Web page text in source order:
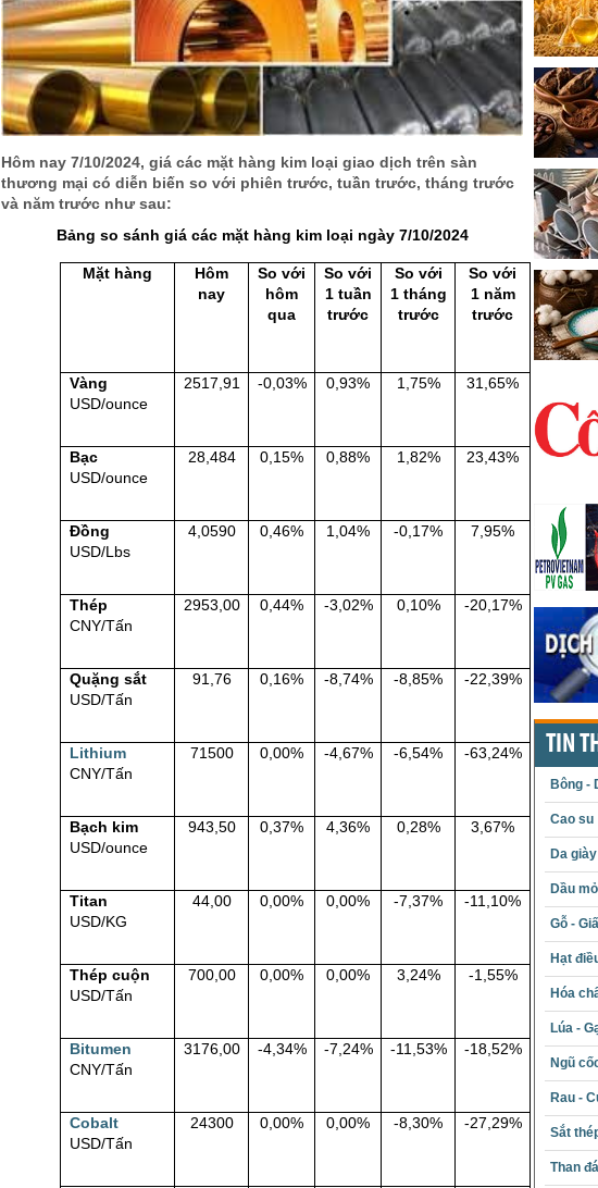
Hôm nay 7/10/2024, giá các mặt hàng kim loại giao dịch trên sàn
thương mại có diễn biến so với phiên trước, tuần trước, tháng trước
và năm trước như sau:
Bảng so sánh giá các mặt hàng kim loại ngày 7/10/2024
Mặt hàng
Hôm
nay
So với
hôm
qua
So với
1 tuần
trước
So với
1 tháng
trước
So với
1 năm
trước
Vàng
USD/ounce
2517,91 -0,03% 0,93% 1,75% 31,65%
Bạc
USD/ounce
28,484 0,15% 0,88% 1,82% 23,43%
Đồng
USD/Lbs
4,0590 0,46% 1,04% -0,17% 7,95%
Thép
CNY/Tấn
2953,00 0,44% -3,02% 0,10% -20,17%
Quặng sắt
USD/Tấn
91,76 0,16% -8,74% -8,85% -22,39%
Lithium
CNY/Tấn
71500 0,00% -4,67% -6,54% -63,24%
Bạch kim
USD/ounce
943,50 0,37% 4,36% 0,28% 3,67%
Titan
USD/KG
44,00 0,00% 0,00% -7,37% -11,10%
Thép cuộn
USD/Tấn
700,00 0,00% 0,00% 3,24% -1,55%
Bitumen
CNY/Tấn
3176,00 -4,34% -7,24% -11,53% -18,52%
Cobalt
USD/Tấn
24300 0,00% 0,00% -8,30% -27,29%
TIN
Bông -
Cao su
Da giày
Dầu
Gỗ -
Hạt
Hóa
Lúa -
Ngũ
Rau -
Sắt
Than đá